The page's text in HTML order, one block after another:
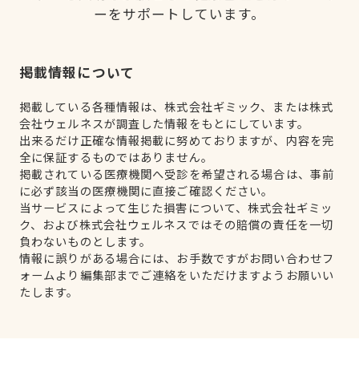
ーをサポートしています。
掲載情報について
掲載している各種情報は、株式会社ギミック、または株式
会社ウェルネスが調査した情報をもとにしています。
出来るだけ正確な情報掲載に努めておりますが、内容を完
全に保証するものではありません。
掲載されている医療機関へ受診を希望される場合は、事前
に必ず該当の医療機関に直接ご確認ください。
当サービスによって生じた損害について、株式会社ギミッ
ク、および株式会社ウェルネスではその賠償の責任を一切
負わないものとします。
情報に誤りがある場合には、お手数ですがお問い合わせフ
ォームより編集部までご連絡をいただけますようお願いい
たします。